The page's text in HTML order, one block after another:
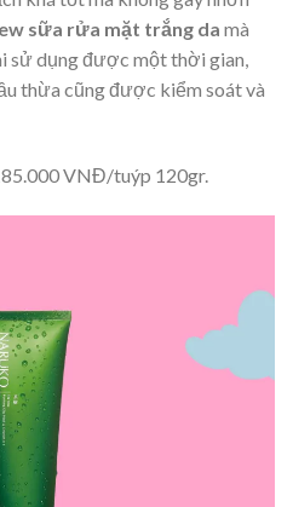
sữa rửa mặt trắng da mà
sử dụng được một thời gian,
thừa cũng được kiểm soát và
VNĐ/tuýp 120gr.